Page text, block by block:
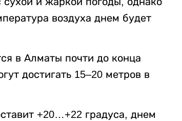
воздуха днем будет
в Алматы почти до конца
достигать 15–20 метров в
+20…+22 градуса, днем